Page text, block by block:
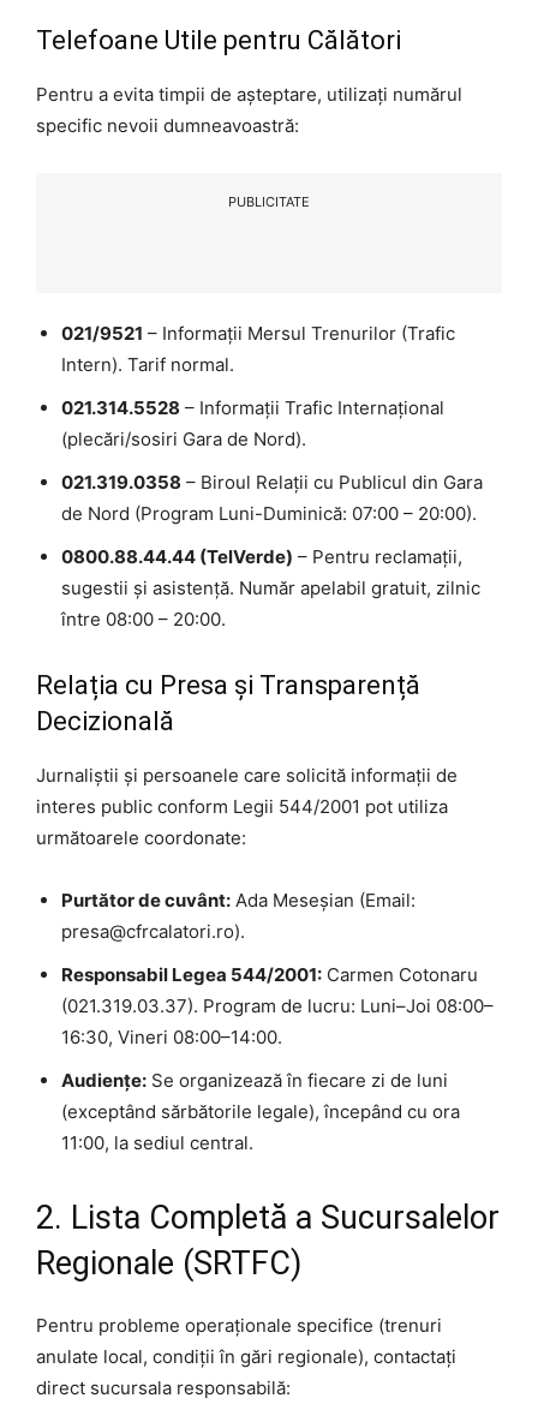
Telefoane Utile pentru Călători
Pentru a evita timpii de așteptare, utilizați numărul
specific nevoii dumneavoastră:
PUBLICITATE
021/9521 – Informații Mersul Trenurilor (Trafic
Intern). Tarif normal.
021.314.5528 – Informații Trafic Internațional
(plecări/sosiri Gara de Nord).
021.319.0358 – Biroul Relații cu Publicul din Gara
de Nord (Program Luni-Duminică: 07:00 – 20:00).
0800.88.44.44 (TelVerde) – Pentru reclamații,
sugestii și asistență. Număr apelabil gratuit, zilnic
între 08:00 – 20:00.
Relația cu Presa și Transparență
Decizională
Jurnaliștii și persoanele care solicită informații de
interes public conform Legii 544/2001 pot utiliza
următoarele coordonate:
Purtător de cuvânt: Ada Meseșian (Email:
presa@cfrcalatori.ro).
Responsabil Legea 544/2001: Carmen Cotonaru
(021.319.03.37). Program de lucru: Luni–Joi 08:00–
16:30, Vineri 08:00–14:00.
Audiențe: Se organizează în fiecare zi de luni
(exceptând sărbătorile legale), începând cu ora
11:00, la sediul central.
2. Lista Completă a Sucursalelor
Regionale (SRTFC)
Pentru probleme operaționale specifice (trenuri
anulate local, condiții în gări regionale), contactați
direct sucursala responsabilă: